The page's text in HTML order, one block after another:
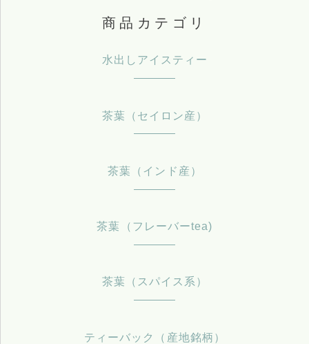
商品カテゴリ
水出しアイスティー
茶葉（セイロン産）
茶葉（インド産）
茶葉（フレーバーtea)
茶葉（スパイス系）
ティーバック（産地銘柄）